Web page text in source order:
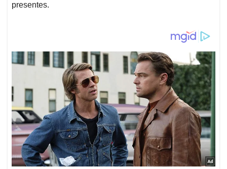
presentes.